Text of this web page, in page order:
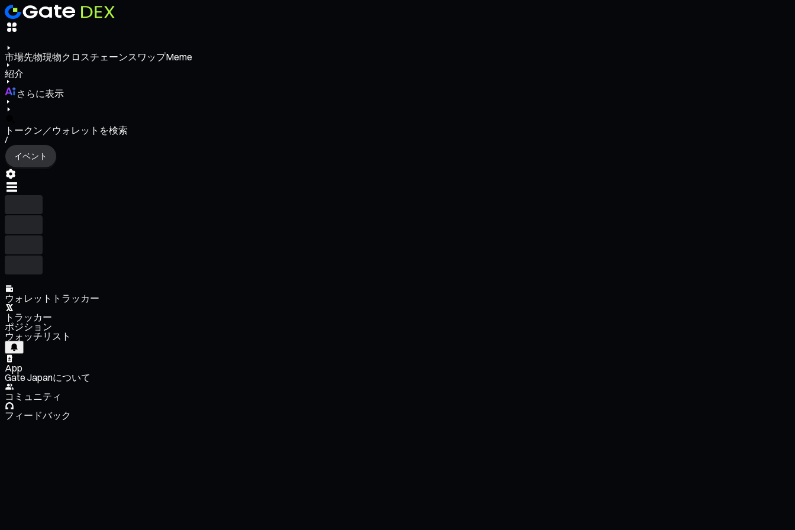
市場先物現物クロスチェーンスワップMeme
紹介
さらに表示
トークン／ウォレットを検索
/
イベント
ウォレットトラッカー
トラッカー
ポジション
ウォッチリスト
App
Gate Japanについて
コミュニティ
フィードバック